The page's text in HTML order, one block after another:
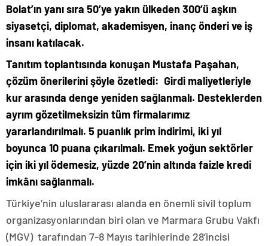
Bolat’ın yanı sıra 50’ye yakın ülkeden 300’ü aşkın
siyasetçi, diplomat, akademisyen, inanç önderi ve iş
insanı katılacak.
Tanıtım toplantısında konuşan Mustafa Paşahan,
çözüm önerilerini şöyle özetledi: Girdi maliyetleriyle
kur arasında denge yeniden sağlanmalı. Desteklerden
ayrım gözetilmeksizin tüm firmalarımız
yararlandırılmalı. 5 puanlık prim indirimi, iki yıl
boyunca 10 puana çıkarılmalı. Emek yoğun sektörler
için iki yıl ödemesiz, yüzde 20’nin altında faizle kredi
imkânı sağlanmalı.
Türkiye’nin uluslararası alanda en önemli sivil toplum
organizasyonlarından biri olan ve Marmara Grubu Vakfı
(MGV) tarafından 7-8 Mayıs tarihlerinde 28’incisi